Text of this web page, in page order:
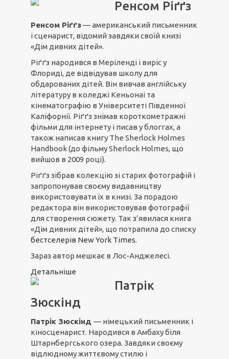
Ренсом Ріґґз
Ренсом Ріґґз— американський письменник
і сценарист, відомий завдяки своїй книзі
«Дім дивних дітей».
Ріґґз народився в Меріленді і виріс у
Флориді, де відвідував школу для
обдарованих дітей. Він вивчав англійську
літературу в коледжі Кеньонаі та
кінематографію в Університеті Південної
Каліфорнії. Ріґґз знімав короткометражні
фільми для інтернету і писав у блоггах, а
також написав книгу The Sherlock Holmes
Handbook (до фільму Sherlock Holmes, що
вийшов в 2009 році).
Ріґґз зібрав колекцію зі старих фотографій і
запропонував своєму видавництву
використовувати їх в книзі. За порадою
редактора він використовував фотографії
для створення сюжету. Так з’явилася книга
«Дім дивних дітей», що потрапила до списку
бестселерів New York Times.
Зараз автор мешкає в Лос-Анджелесі.
Детальніше
Патрік
Зюскінд
Патрік Зюскінд — німецький письменник і
кіносценарист. Народився в Амбаху біля
Штарнбергського озера. Завдяки своєму
відлюдному життєвому стилю і